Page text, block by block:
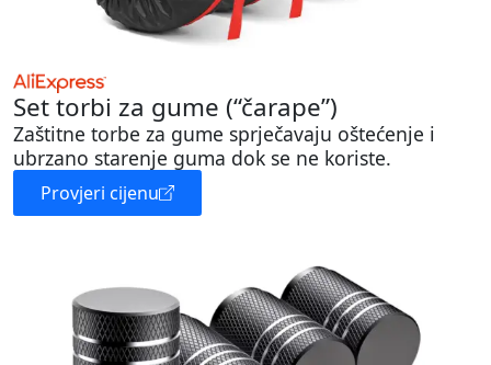
Set torbi za gume (“čarape”)
Zaštitne torbe za gume sprječavaju oštećenje i
ubrzano starenje guma dok se ne koriste.
Provjeri cijenu